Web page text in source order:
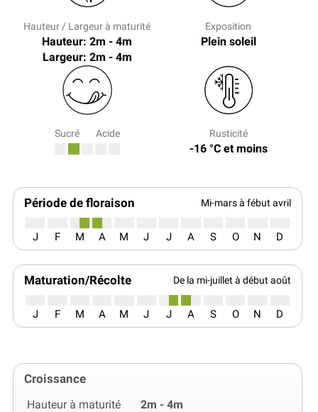
Hauteur / Largeur à maturité
Hauteur: 2m - 4m
Largeur: 2m - 4m
Exposition
Plein soleil
Sucré Acide Rusticité
-16 °C et moins
Période de floraison Mi-mars à fébut avril
J F M A M J J A S O N D
Maturation/Récolte De la mi-juillet à début août
J F M A M J J A S O N D
Croissance
Hauteur à maturité 2m - 4m